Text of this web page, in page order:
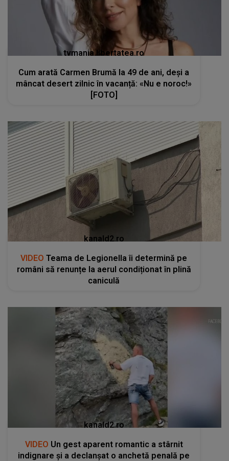
tvmania.libertatea.ro
Cum arată Carmen Brumă la 49 de ani, deși a
mâncat desert zilnic în vacanță: «Nu e noroc!»
[FOTO]
kanald2.ro
VIDEO Teama de Legionella îi determină pe
români să renunțe la aerul condiționat în plină
caniculă
kanald2.ro
VIDEO Un gest aparent romantic a stârnit
indignare și a declanșat o anchetă penală pe